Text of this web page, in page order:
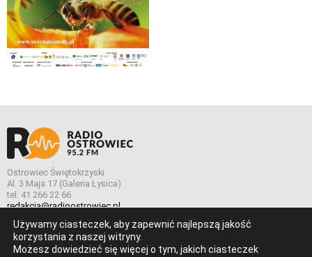
Ostrowiec Świętokrzyski
Al. 3 Maja 17 (Galeria Łysica)
tel. 41 266 22 66
redakcja@radioostrowiec.pl
© Wszelkie prawa zastrzeżone. Radio Ostrowiec 2026 Radio
Używamy ciasteczek, aby zapewnić najlepszą jakość
korzystania z naszej witryny.
Możesz dowiedzieć się więcej o tym, jakich ciasteczek